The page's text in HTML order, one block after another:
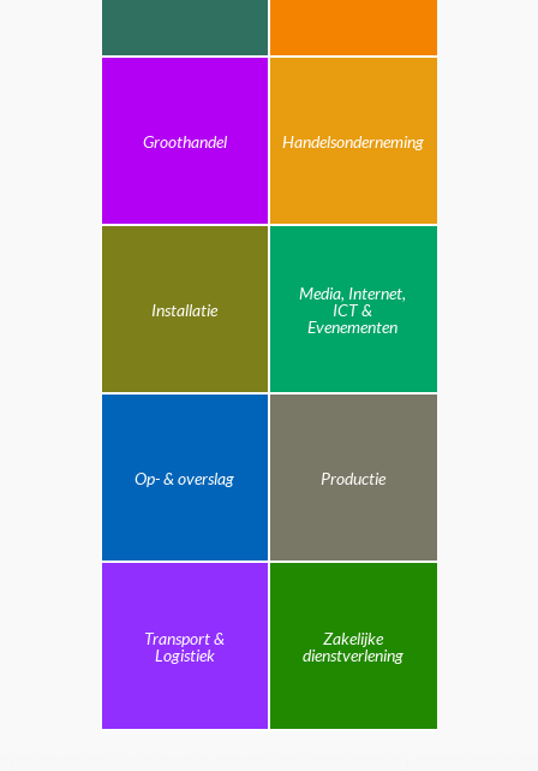
Groothandel Handelsonderneming
Installatie
Media, Internet,
ICT &
Evenementen
Op- & overslag Productie
Transport &
Logistiek
Zakelijke
dienstverlening